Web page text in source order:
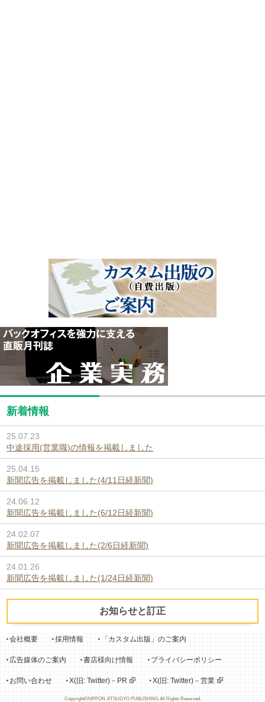
新着情報
25.07.23
中途採用(営業職)の情報を掲載しました
25.04.15
新聞広告を掲載しました(4/11日経新聞)
24.06.12
新聞広告を掲載しました(6/12日経新聞)
24.02.07
新聞広告を掲載しました(2/6日経新聞)
24.01.26
新聞広告を掲載しました(1/24日経新聞)
お知らせと訂正
会社概要 採用情報 「カスタム出版」のご案内
広告媒体のご案内 書店様向け情報 プライバシーポリシー
お問い合わせ X(旧: Twitter)－PR X(旧: Twitter)－営業
Copyright©NIPPON JITSUGYO PUBLISHING All Rights Reserved.